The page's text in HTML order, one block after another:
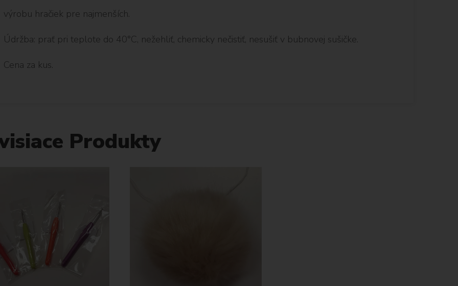
výrobu hračiek pre najmenších.
Údržba: prať pri teplote do 40°C, nežehliť, chemicky nečistiť, nesušiť v bubnovej sušičke.
Cena za kus.
Produkty